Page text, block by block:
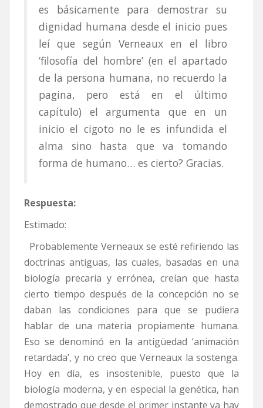
es básicamente para demostrar su
dignidad humana desde el inicio pues
leí que según Verneaux en el libro
‘filosofía del hombre’ (en el apartado
de la persona humana, no recuerdo la
pagina, pero está en el último
capítulo) el argumenta que en un
inicio el cigoto no le es infundida el
alma sino hasta que va tomando
forma de humano… es cierto? Gracias.
Respuesta:
Estimado:
Probablemente Verneaux se esté refiriendo las
doctrinas antiguas, las cuales, basadas en una
biología precaria y errónea, creían que hasta
cierto tiempo después de la concepción no se
daban las condiciones para que se pudiera
hablar de una materia propiamente humana.
Eso se denominó en la antigüedad ‘animación
retardada’, y no creo que Verneaux la sostenga.
Hoy en día, es insostenible, puesto que la
biología moderna, y en especial la genética, han
demostrado que desde el primer instante ya hay